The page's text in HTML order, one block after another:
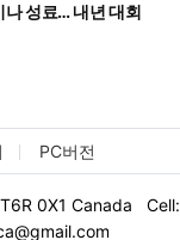
나 성료… 내년 대회
PC버전
0X1 Canada Cell: